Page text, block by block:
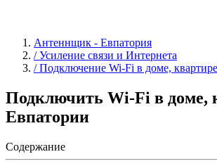
Антеннщик - Евпатория
/ Усиление связи и Интернета
/ Подключение Wi-Fi в доме, квартире
Подключить Wi-Fi в доме,
Евпатории
Содержание